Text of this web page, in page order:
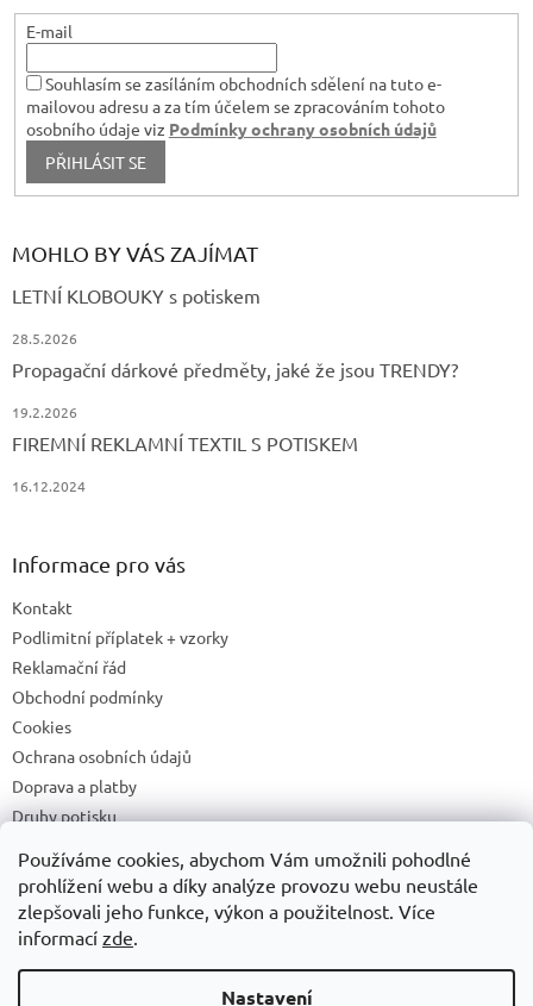
Používáme cookies, abychom Vám umožnili pohodlné
prohlížení webu a díky analýze provozu webu neustále
zlepšovali jeho funkce, výkon a použitelnost. Více
informací zde.
Nastavení
i
u
E-mail
Souhlasím se zasíláním obchodních sdělení na tuto e-
mailovou adresu a za tím účelem se zpracováním tohoto
osobního údaje viz Podmínky ochrany osobních údajů
PŘIHLÁSIT SE
MOHLO BY VÁS ZAJÍMAT
LETNÍ KLOBOUKY s potiskem
28.5.2026
Propagační dárkové předměty, jaké že jsou TRENDY?
19.2.2026
FIREMNÍ REKLAMNÍ TEXTIL S POTISKEM
16.12.2024
Informace pro vás
Kontakt
Podlimitní příplatek + vzorky
Reklamační řád
Obchodní podmínky
Cookies
Ochrana osobních údajů
Doprava a platby
Druhy potisku
Recyklační příspěvky a zpětný odběr elektrozařízení/baterií